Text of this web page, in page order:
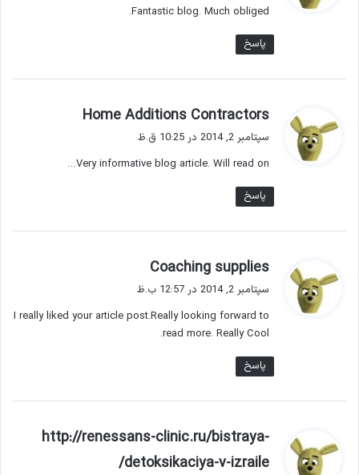
Fantastic blog. Much obliged.
پاسخ
Home Additions Contractors
:
سپتامبر 2, 2014 در 10:25 ق.ظ
Very informative blog article. Will read on…
پاسخ
Coaching supplies
:
سپتامبر 2, 2014 در 12:57 ب.ظ
I really liked your article post.Really looking forward to
read more. Really Cool.
پاسخ
http://renessans-clinic.ru/bistraya-
detoksikaciya-v-izraile/